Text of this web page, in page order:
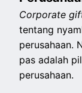
Corporate
tentang
perusahaan.
pas adalah
perusahaan.